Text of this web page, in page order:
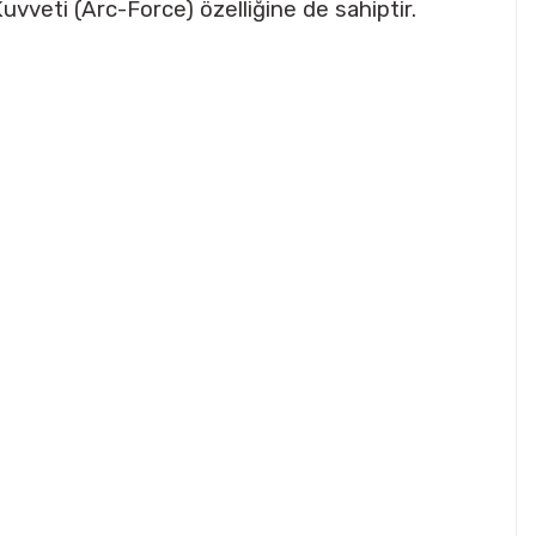
(Arc-Force) özelliğine de sahiptir.